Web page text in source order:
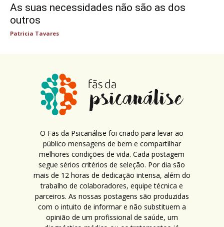
As suas necessidades não são as dos
outros
Patricia Tavares
O Fãs da Psicanálise foi criado para levar ao
público mensagens de bem e compartilhar
melhores condições de vida. Cada postagem
segue sérios critérios de seleção. Por dia são
mais de 12 horas de dedicação intensa, além do
trabalho de colaboradores, equipe técnica e
parceiros. As nossas postagens são produzidas
com o intuito de informar e não substituem a
opinião de um profissional de saúde, um